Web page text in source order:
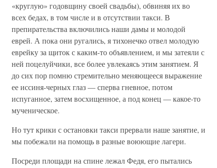
«круглую» годовщину своей свадьбы), обвиняя их во
всех бедах, в том числе и в отсутствии такси. В
препирательства включились наши дамы и молодой
еврей. А пока они ругались, я тихонечко отвел молодую
еврейку за щиток с каким-то объявлением, и мы затеяли с
ней поцелуйчики, все более увлекаясь этим занятием. Я
до сих пор помню стремительно меняющееся выражение
ее иссиня-черных глаз — сперва гневное, потом
испуганное, затем восхищенное, а под конец — какое-то
мученическое.
Но тут крики с остановки такси прервали наше занятие, и
мы побежали на помощь в разные воюющие лагери.
Посреди площади на спине лежал Федя, его пытались